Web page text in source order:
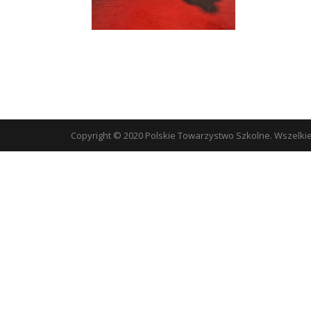
Copyright © 2020 Polskie Towarzystwo Szkolne.